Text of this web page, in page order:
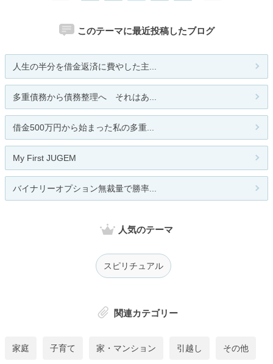
このテーマに最近投稿したブログ
人生の半分を借金返済に費やした主...
多重債務から債務整理へ それはあ...
借金500万円から始まった私の多重...
My First JUGEM
バイナリーオプション無裁量で勝率...
人気のテーマ
スピリチュアル
関連カテゴリー
家庭 子育て 家・マンション 引越し その他